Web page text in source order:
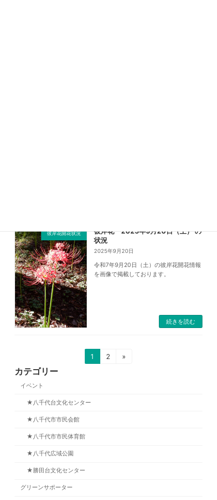
彼岸花開花状況
彼岸花 2025年9月20日（土） の
状況
2025年9月20日
令和7年9月20日（土）の彼岸花開花情報
を画像で掲載しております。
続きを読む
1 2 »
カテゴリー
イベント
★八千代台文化センター
★八千代市市民会館
★八千代市市民体育館
★八千代広域公園
★勝田台文化センター
グリーンサポーター